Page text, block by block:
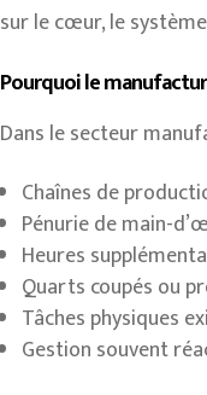
sur le cœur, le
Pourquoi le
Dans le secteur
Chaînes de
Pénurie de main-
Heures
Quarts coupés ou
Tâches physiques
Gestion souvent